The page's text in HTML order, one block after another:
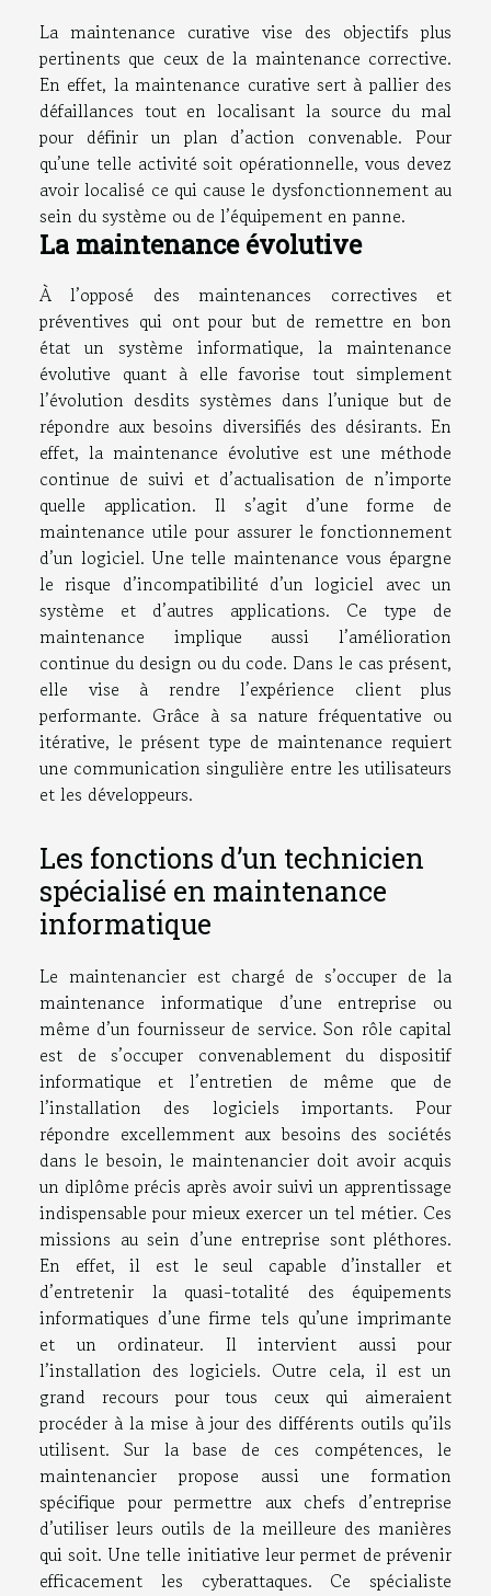
La maintenance curative vise des objectifs plus
pertinents que ceux de la maintenance corrective.
En effet, la maintenance curative sert à pallier des
défaillances tout en localisant la source du mal
pour définir un plan d’action convenable. Pour
qu’une telle activité soit opérationnelle, vous devez
avoir localisé ce qui cause le dysfonctionnement au
sein du système ou de l’équipement en panne.
La maintenance évolutive
À l’opposé des maintenances correctives et
préventives qui ont pour but de remettre en bon
état un système informatique, la maintenance
évolutive quant à elle favorise tout simplement
l’évolution desdits systèmes dans l’unique but de
répondre aux besoins diversifiés des désirants. En
effet, la maintenance évolutive est une méthode
continue de suivi et d’actualisation de n’importe
quelle application. Il s’agit d’une forme de
maintenance utile pour assurer le fonctionnement
d’un logiciel. Une telle maintenance vous épargne
le risque d’incompatibilité d’un logiciel avec un
système et d’autres applications. Ce type de
maintenance implique aussi l’amélioration
continue du design ou du code. Dans le cas présent,
elle vise à rendre l’expérience client plus
performante. Grâce à sa nature fréquentative ou
itérative, le présent type de maintenance requiert
une communication singulière entre les utilisateurs
et les développeurs.
Les fonctions d’un technicien
spécialisé en maintenance
informatique
Le maintenancier est chargé de s’occuper de la
maintenance informatique d’une entreprise ou
même d’un fournisseur de service. Son rôle capital
est de s’occuper convenablement du dispositif
informatique et l’entretien de même que de
l’installation des logiciels importants. Pour
répondre excellemment aux besoins des sociétés
dans le besoin, le maintenancier doit avoir acquis
un diplôme précis après avoir suivi un apprentissage
indispensable pour mieux exercer un tel métier. Ces
missions au sein d’une entreprise sont pléthores.
En effet, il est le seul capable d’installer et
d’entretenir la quasi-totalité des équipements
informatiques d’une firme tels qu’une imprimante
et un ordinateur. Il intervient aussi pour
l’installation des logiciels. Outre cela, il est un
grand recours pour tous ceux qui aimeraient
procéder à la mise à jour des différents outils qu’ils
utilisent. Sur la base de ces compétences, le
maintenancier propose aussi une formation
spécifique pour permettre aux chefs d’entreprise
d’utiliser leurs outils de la meilleure des manières
qui soit. Une telle initiative leur permet de prévenir
efficacement les cyberattaques. Ce spécialiste